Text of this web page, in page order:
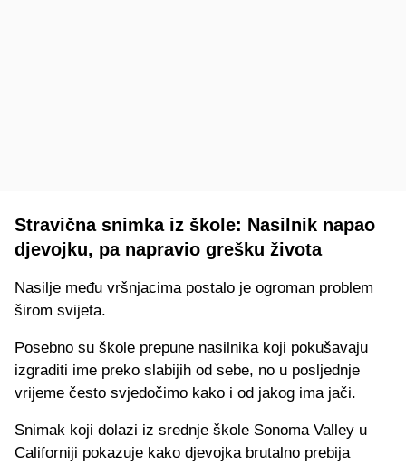
Stravična snimka iz škole: Nasilnik napao
djevojku, pa napravio grešku života
Nasilje među vršnjacima postalo je ogroman problem
širom svijeta.
Posebno su škole prepune nasilnika koji pokušavaju
izgraditi ime preko slabijih od sebe, no u posljednje
vrijeme često svjedočimo kako i od jakog ima jači.
Snimak koji dolazi iz srednje škole Sonoma Valley u
Californiji pokazuje kako djevojka brutalno prebija